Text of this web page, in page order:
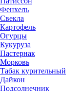
Фенхель
Свекла
Картофель
Огурцы
Кукуруза
Пастернак
Морковь
Табак курительный
Дайкон
Подсолнечник